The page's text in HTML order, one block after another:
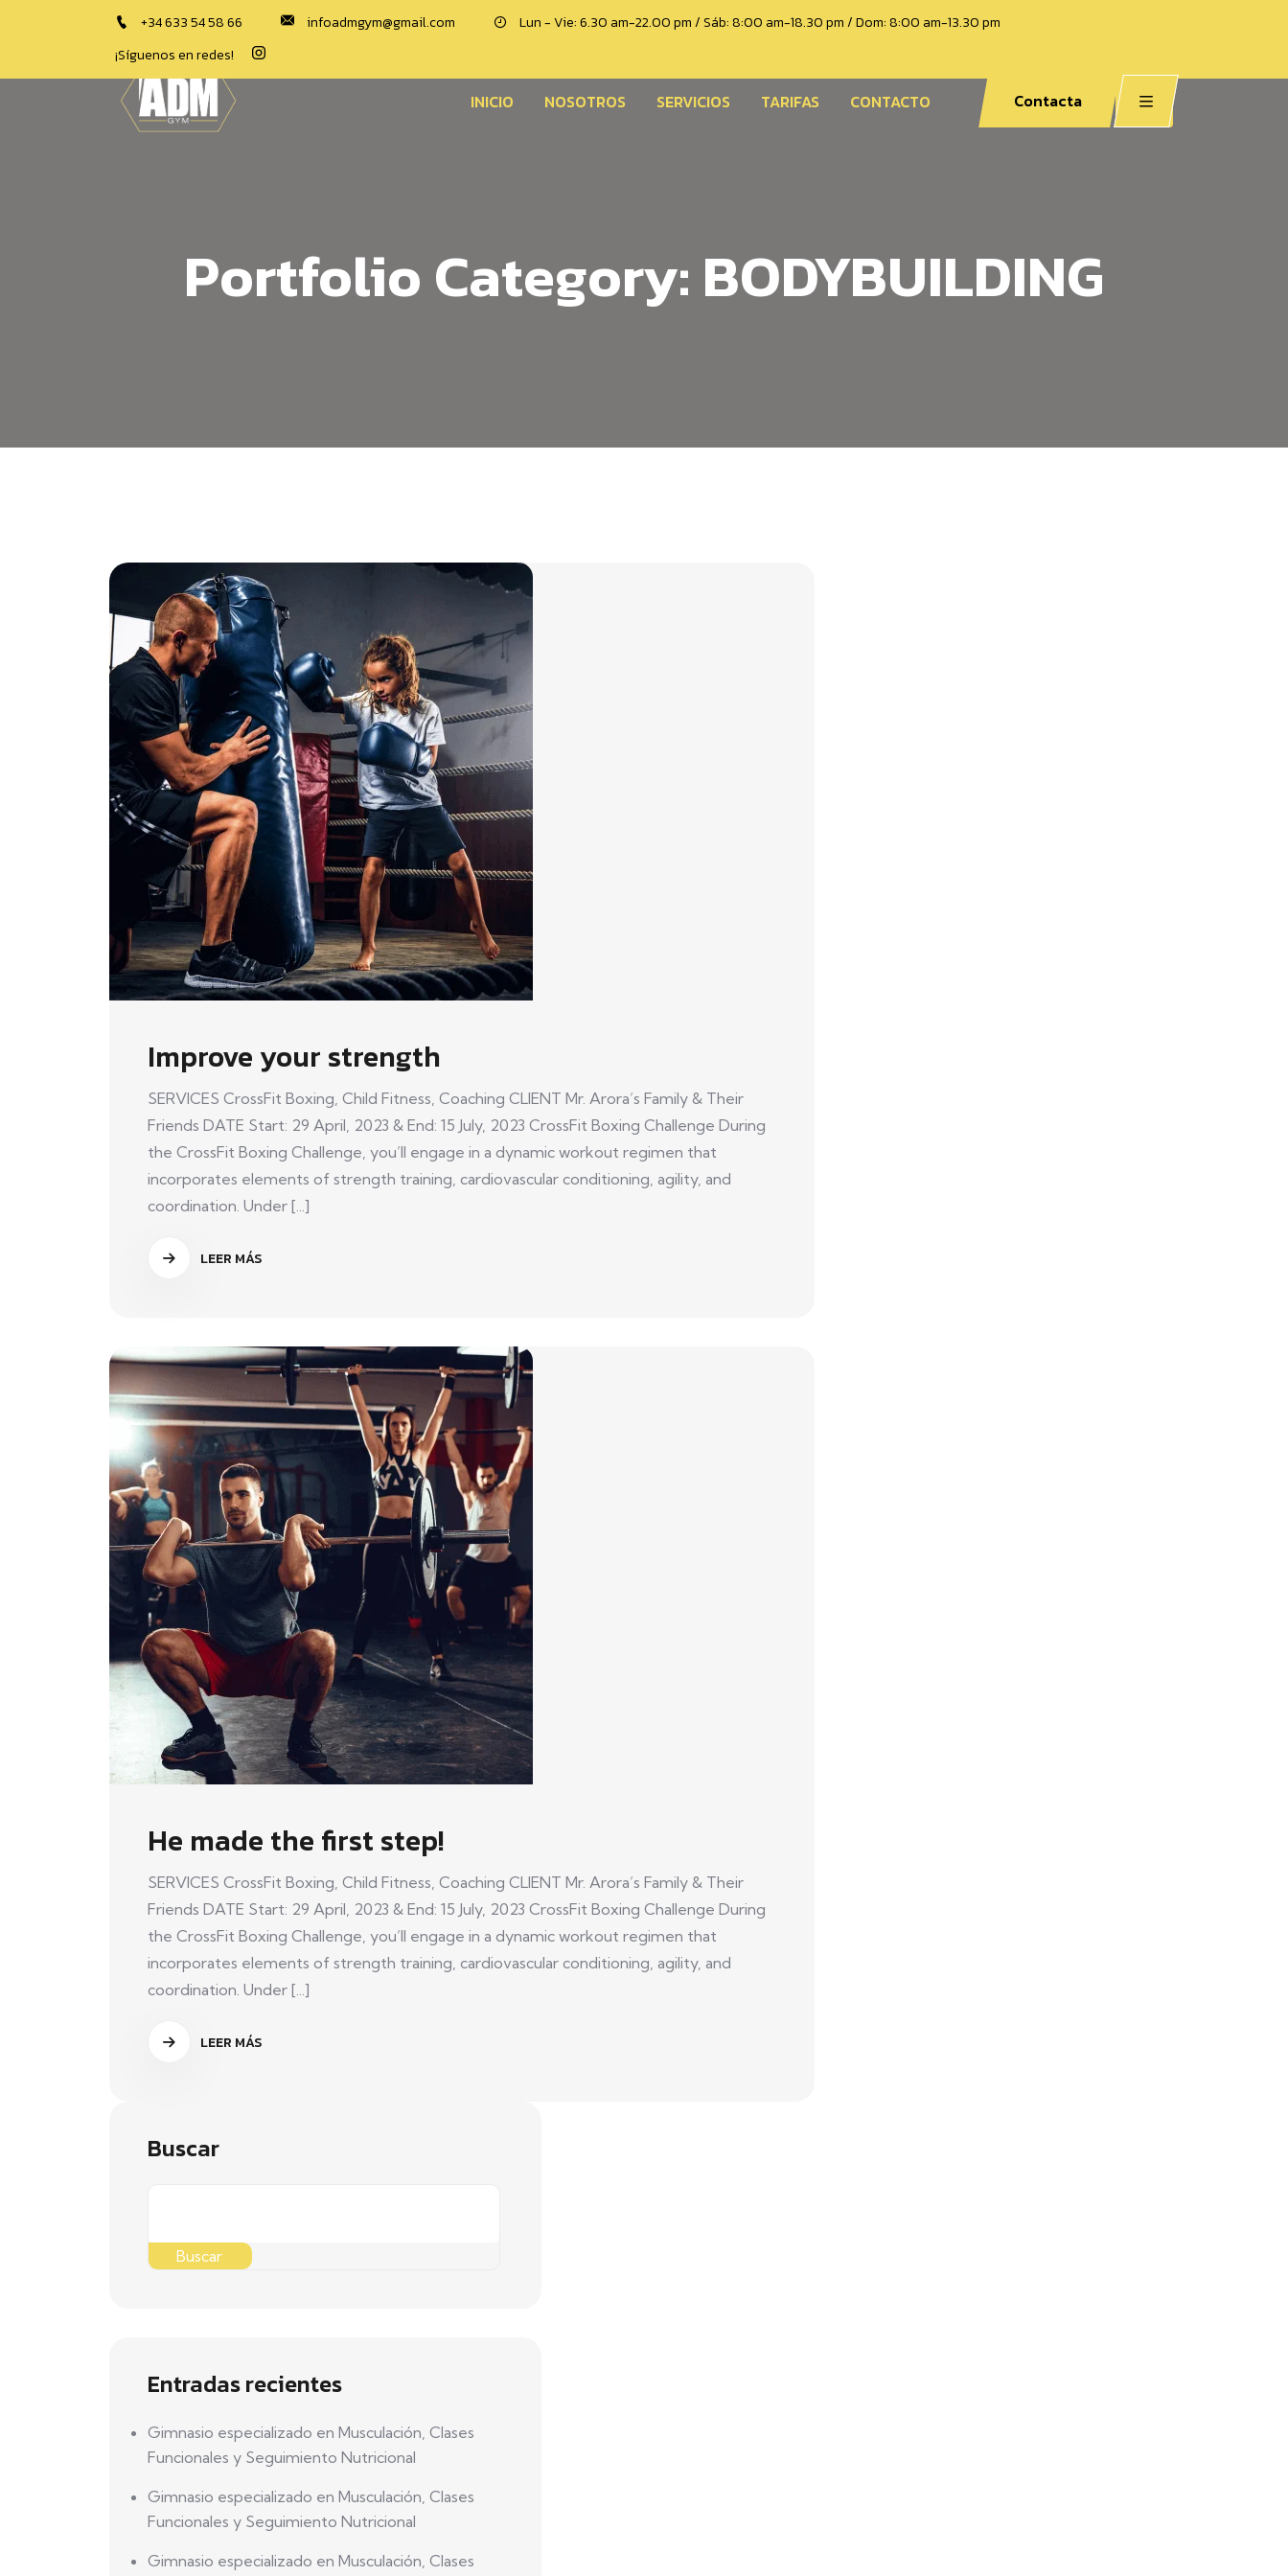
‪+34 633 54 58 66‬ infoadmgym@gmail.com
Lun - Vie: 6.30 am-22.00 pm / Sáb: 8:00 am-18.30 pm / Dom: 8:00 am-13.30 pm
¡Síguenos en redes!
INICIO NOSOTROS SERVICIOS TARIFAS CONTACTO Contacta
Portfolio Category: BODYBUILDING
Improve your strength
SERVICES CrossFit Boxing, Child Fitness, Coaching CLIENT Mr. Arora’s Family & Their
Friends DATE Start: 29 April, 2023 & End: 15 July, 2023 CrossFit Boxing Challenge During
the CrossFit Boxing Challenge, you’ll engage in a dynamic workout regimen that
incorporates elements of strength training, cardiovascular conditioning, agility, and
coordination. Under [...]
LEER MÁS
He made the first step!
SERVICES CrossFit Boxing, Child Fitness, Coaching CLIENT Mr. Arora’s Family & Their
Friends DATE Start: 29 April, 2023 & End: 15 July, 2023 CrossFit Boxing Challenge During
the CrossFit Boxing Challenge, you’ll engage in a dynamic workout regimen that
incorporates elements of strength training, cardiovascular conditioning, agility, and
coordination. Under [...]
LEER MÁS
Buscar
Buscar
Entradas recientes
Gimnasio especializado en Musculación, Clases
Funcionales y Seguimiento Nutricional
Gimnasio especializado en Musculación, Clases
Funcionales y Seguimiento Nutricional
Gimnasio especializado en Musculación, Clases